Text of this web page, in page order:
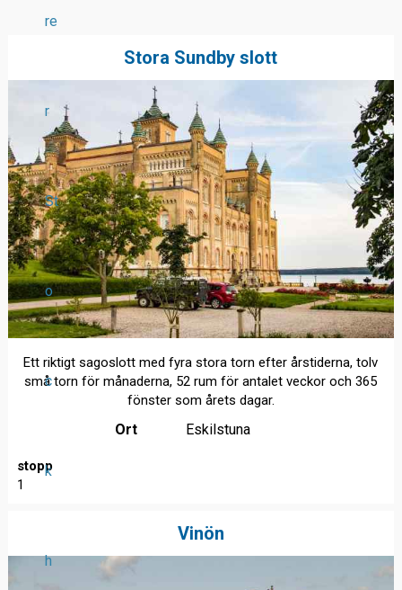
re
r
St
o
c
k
h
Stora Sundby slott
Ett riktigt sagoslott med fyra stora torn efter årstiderna, tolv
små torn för månaderna, 52 rum för antalet veckor och 365
fönster som årets dagar.
Ort Eskilstuna
stopp
1
Vinön